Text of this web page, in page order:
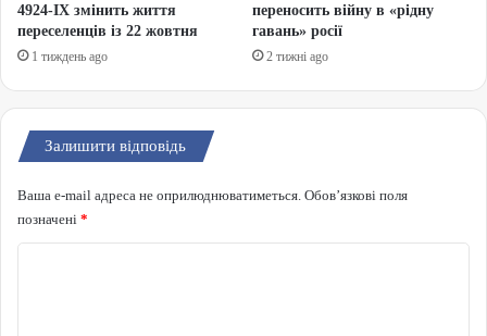
4924-IX змінить життя
переселенців із 22 жовтня
1 тиждень ago
переносить війну в «рідну
гавань» росії
2 тижні ago
Залишити відповідь
Ваша e-mail адреса не оприлюднюватиметься. Обов’язкові поля
позначені *